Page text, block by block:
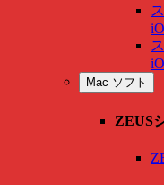
Mac ソフト
ZEUS